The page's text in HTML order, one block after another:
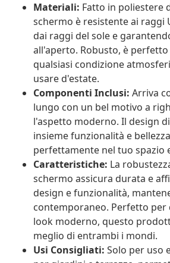
Materiali: Fatto in poliestere
schermo è resistente ai raggi
dai raggi del sole e
all'aperto. Robusto, è
qualsiasi condizione
usare d'estate.
Componenti Inclusi: Arriva
lungo con un bel motivo a
l'aspetto moderno. Il design
insieme funzionalità e
perfettamente nel tuo spazio
Caratteristiche: La
schermo assicura durata e
design e funzionalità,
contemporaneo. Perfetto per
look moderno, questo
meglio di entrambi i mondi.
Usi Consigliati: Solo per uso